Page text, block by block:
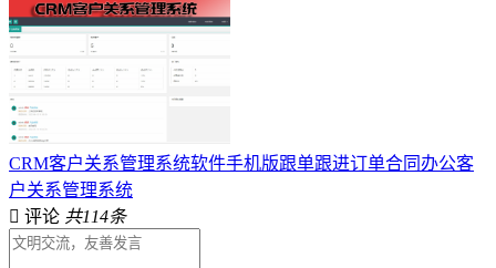
CRM客户关系管理系统软件手机版跟单跟进订单合同办公客
户关系管理系统
评论 共114条